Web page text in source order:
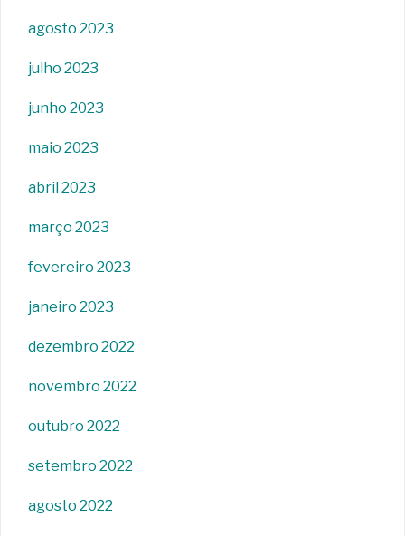
agosto 2023
julho 2023
junho 2023
maio 2023
abril 2023
março 2023
fevereiro 2023
janeiro 2023
dezembro 2022
novembro 2022
outubro 2022
setembro 2022
agosto 2022